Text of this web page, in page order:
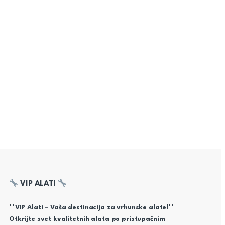
VIP ALATI
**VIP Alati – Vaša destinacija za vrhunske alate!**
Otkrijte svet kvalitetnih alata po pristupačnim